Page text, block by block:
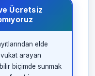
Ücretsiz
elde
arayan
biçimde sunmak